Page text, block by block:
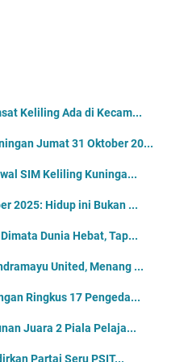
Keliling Ada di Kecam...
Jumat 31 Oktober 20...
SIM Keliling Kuninga...
2025: Hidup ini Bukan ...
Dunia Hebat, Tap...
United, Menang ...
Ringkus 17 Pengeda...
Juara 2 Piala Pelaja...
Partai Seru PSIT...